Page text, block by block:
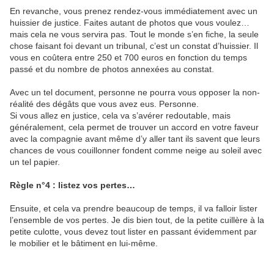
En revanche, vous prenez rendez-vous immédiatement avec un
huissier de justice. Faites autant de photos que vous voulez…
mais cela ne vous servira pas. Tout le monde s’en fiche, la seule
chose faisant foi devant un tribunal, c’est un constat d’huissier. Il
vous en coûtera entre 250 et 700 euros en fonction du temps
passé et du nombre de photos annexées au constat.
Avec un tel document, personne ne pourra vous opposer la non-
réalité des dégâts que vous avez eus. Personne.
Si vous allez en justice, cela va s’avérer redoutable, mais
généralement, cela permet de trouver un accord en votre faveur
avec la compagnie avant même d’y aller tant ils savent que leurs
chances de vous couillonner fondent comme neige au soleil avec
un tel papier.
Règle n°4 : listez vos pertes…
Ensuite, et cela va prendre beaucoup de temps, il va falloir lister
l’ensemble de vos pertes. Je dis bien tout, de la petite cuillère à la
petite culotte, vous devez tout lister en passant évidemment par
le mobilier et le bâtiment en lui-même.